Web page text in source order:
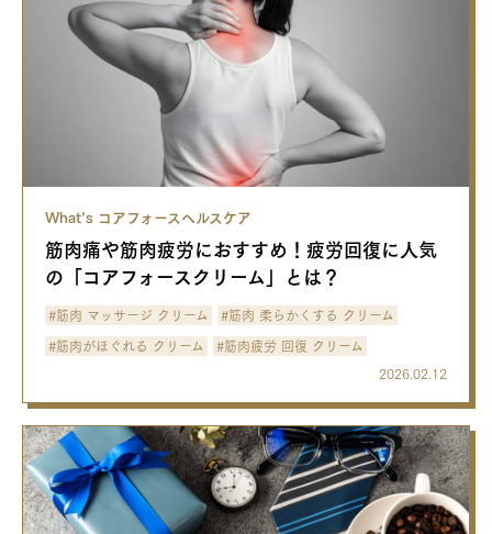
What’s コアフォースヘルスケア
筋肉痛や筋肉疲労におすすめ！疲労回復に人気
の「コアフォースクリーム」とは？
#筋肉 マッサージ クリーム
#筋肉 柔らかくする クリーム
#筋肉がほぐれる クリーム
#筋肉疲労 回復 クリーム
2026.02.12